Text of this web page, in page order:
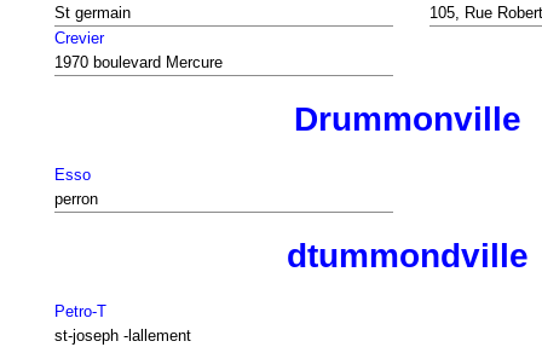
St germain
105, Rue
Crevier
1970 boulevard Mercure
Drummonville
Esso
perron
dtummondville
Petro-T
st-joseph -lallement